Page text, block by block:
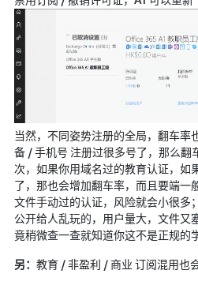
当然，不同姿势注册的全局，翻车率
备 / 手机号 注册过很多号了，那么翻
次，如果你用域名过的教育认证，如
了，那也会增加翻车率，而且要端一
文件手动过的认证，风险就会小很多
公开给人乱玩的，用户量大，文件又
竟稍微查一查就知道你这不是正规的
另： 教育 / 非盈利 / 商业 订阅混用也
背景动画
文字变换特效
过山车
夜景
海洋
动画线分形
蜂巢背景特效